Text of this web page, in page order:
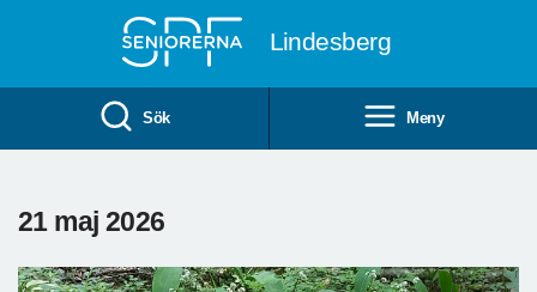
Lindesberg
Sök Meny
21 maj 2026